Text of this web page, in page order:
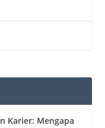
Karier: Mengapa